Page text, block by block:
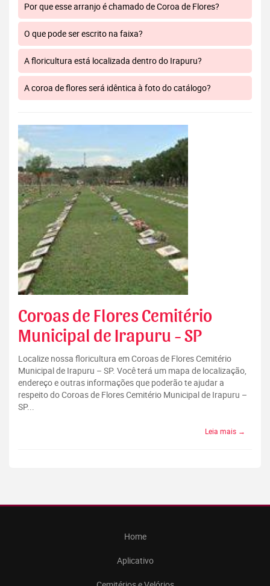
Por que esse arranjo é chamado de Coroa de Flores?
O que pode ser escrito na faixa?
A floricultura está localizada dentro do Irapuru?
A coroa de flores será idêntica à foto do catálogo?
Coroas de Flores Cemitério
Municipal de Irapuru - SP
Localize nossa floricultura em Coroas de Flores Cemitério
Municipal de Irapuru – SP. Você terá um mapa de localização,
endereço e outras informações que poderão te ajudar a
respeito do Coroas de Flores Cemitério Municipal de Irapuru –
SP...
Leia mais →
Home
Aplicativo